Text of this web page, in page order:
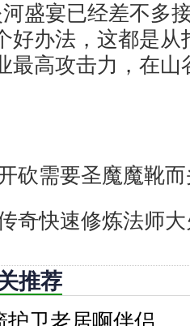
盛宴已经差不多
好办法，这都是从
最高攻击力，在山
砍需要圣魔魔靴
奇快速修炼法师
推荐
卫老居啊伴侣